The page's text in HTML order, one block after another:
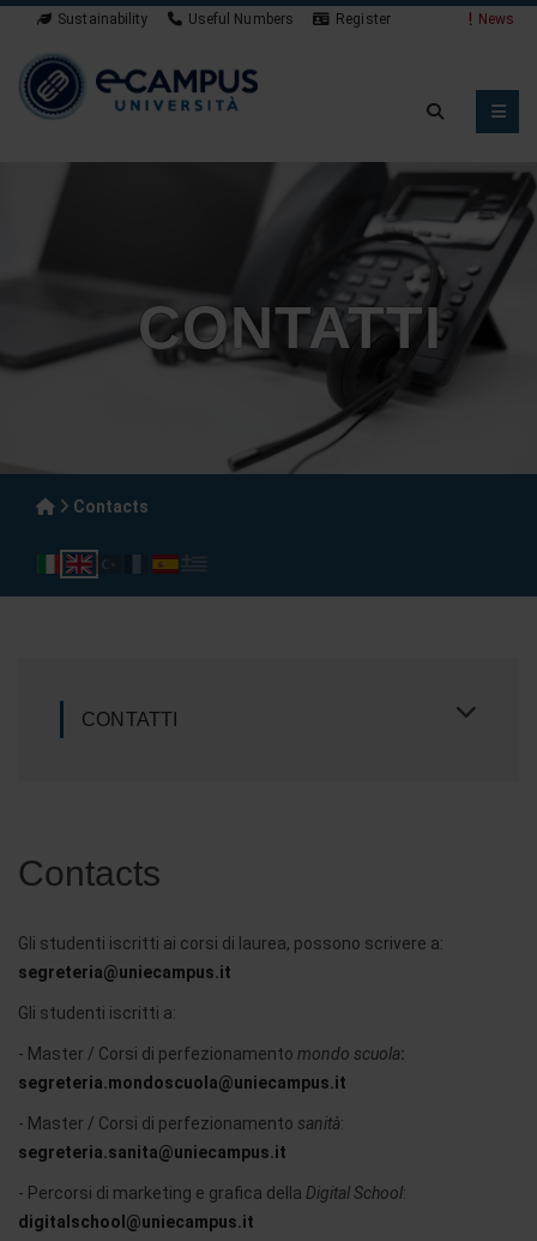
Sustainability Useful Numbers Register News
CONTATTI
Contacts
CONTATTI
Contacts
Gli studenti iscritti ai corsi di laurea, possono scrivere a:
segreteria@uniecampus.it
Gli studenti iscritti a:
- Master / Corsi di perfezionamento mondo scuola:
segreteria.mondoscuola@uniecampus.it
- Master / Corsi di perfezionamento sanità:
segreteria.sanita@uniecampus.it
- Percorsi di marketing e grafica della Digital School:
digitalschool@uniecampus.it